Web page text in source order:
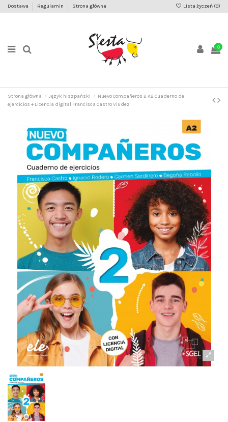
Dostawa Regulamin Strona główna Lista życzeń (0)
0
Strona główna Język hiszpański
Nuevo Compañeros 2 A2 Cuaderno de
ejercicios + Licencia digital Francisca Castro Viudez